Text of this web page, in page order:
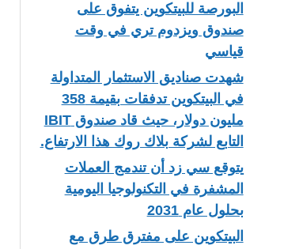
البورصة للبيتكوين يتفوق على
صندوق ويزدوم تري في وقت
قياسي
شهدت صناديق الاستثمار المتداولة
في البيتكوين تدفقات بقيمة 358
مليون دولار، حيث قاد صندوق IBIT
التابع لشركة بلاك روك هذا الارتفاع.
يتوقع سي زد أن تندمج العملات
المشفرة في التكنولوجيا اليومية
بحلول عام 2031
البيتكوين على مفترق طرق مع